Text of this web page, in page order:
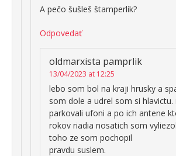
A pečo šušleš štamperlík?
Odpovedať
oldmarxista pamprlik
13/04/2023 at 12:25
lebo som bol na kraji hrusky a
som dole a udrel som si
parkovali ufoni a po ich antene
rokov riadia nosatich som
toho ze som pochopil
pravdu suslem.